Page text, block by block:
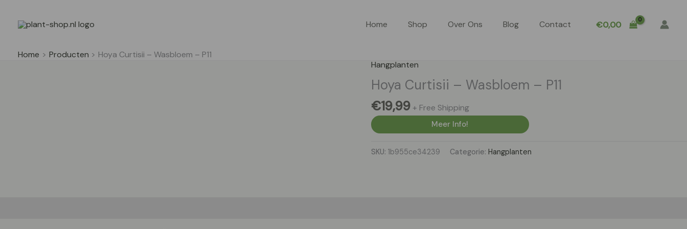
Home Shop Over Ons Blog Contact €0,00
Home Producten
Hoya Curtisii – Wasbloem – P11
Hangplanten
Hoya Curtisii – Wasbloem – P11
€19,99 + Free Shipping
Meer Info!
SKU: 1b955ce34239 Categorie: Hangplanten